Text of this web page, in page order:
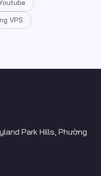
VPS
Park Hills, Phường